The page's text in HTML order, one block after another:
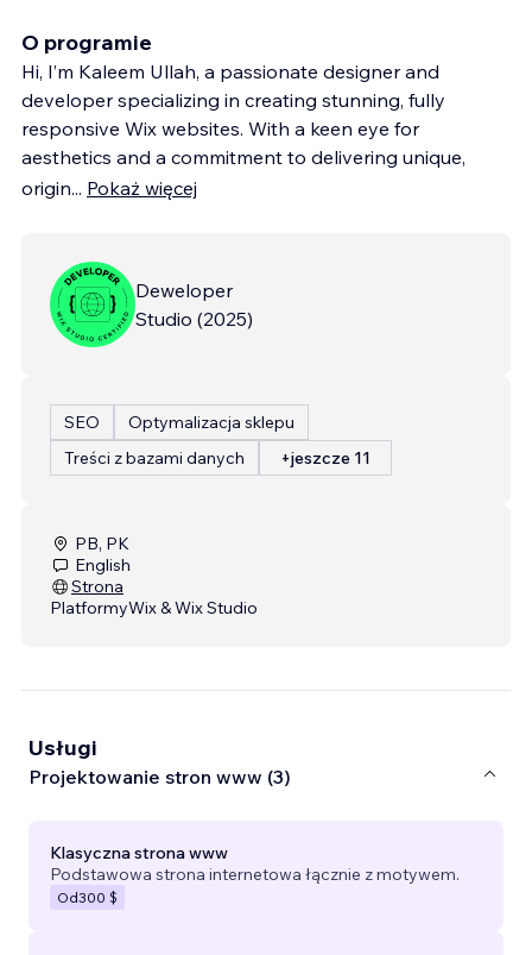
O programie
Hi, I’m Kaleem Ullah, a passionate designer and
developer specializing in creating stunning, fully
responsive Wix websites. With a keen eye for
aesthetics and a commitment to delivering unique,
origin... Pokaż więcej
Deweloper
Studio (2025)
SEO
Optymalizacja sklepu
Treści z bazami danych
+jeszcze 11
PB, PK
English
Strona
PlatformyWix & Wix Studio
Usługi
Projektowanie stron www (3)
Klasyczna strona www
Podstawowa strona internetowa łącznie z motywem.
Od300 $